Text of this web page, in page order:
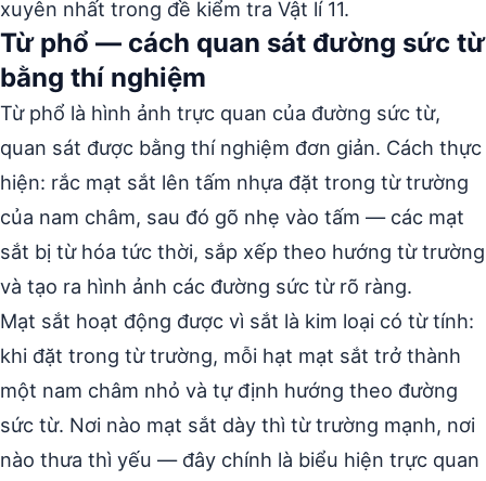
xuyên nhất trong đề kiểm tra Vật lí 11.
Từ phổ — cách quan sát đường sức từ
bằng thí nghiệm
Từ phổ là hình ảnh trực quan của đường sức từ,
quan sát được bằng thí nghiệm đơn giản. Cách thực
hiện: rắc mạt sắt lên tấm nhựa đặt trong từ trường
của nam châm, sau đó gõ nhẹ vào tấm — các mạt
sắt bị từ hóa tức thời, sắp xếp theo hướng từ trường
và tạo ra hình ảnh các đường sức từ rõ ràng.
Mạt sắt hoạt động được vì sắt là kim loại có từ tính:
khi đặt trong từ trường, mỗi hạt mạt sắt trở thành
một nam châm nhỏ và tự định hướng theo đường
sức từ. Nơi nào mạt sắt dày thì từ trường mạnh, nơi
nào thưa thì yếu — đây chính là biểu hiện trực quan